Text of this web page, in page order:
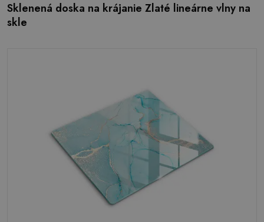
Sklenená doska na krájanie Zlaté lineárne vlny na
skle